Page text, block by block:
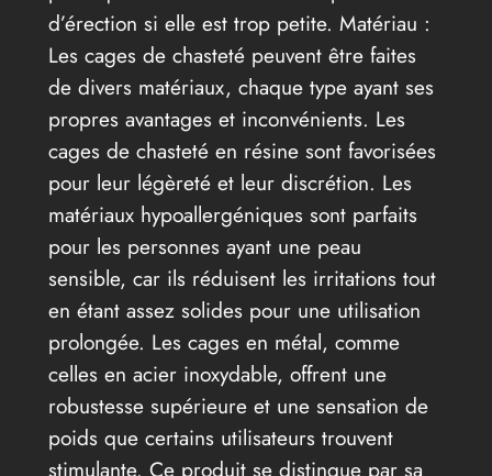
d’érection si elle est trop petite. Matériau :
Les cages de chasteté peuvent être faites
de divers matériaux, chaque type ayant ses
propres avantages et inconvénients. Les
cages de chasteté en résine sont favorisées
pour leur légèreté et leur discrétion. Les
matériaux hypoallergéniques sont parfaits
pour les personnes ayant une peau
sensible, car ils réduisent les irritations tout
en étant assez solides pour une utilisation
prolongée. Les cages en métal, comme
celles en acier inoxydable, offrent une
robustesse supérieure et une sensation de
poids que certains utilisateurs trouvent
stimulante. Ce produit se distingue par sa